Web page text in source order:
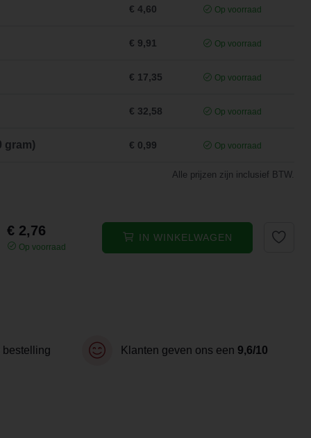
€ 4,60 Op voorraad
€ 9,91 Op voorraad
€ 17,35 Op voorraad
€ 32,58 Op voorraad
gram) € 0,99 Op voorraad
Alle prijzen zijn inclusief BTW.
€ 2,76
Op voorraad
IN WINKELWAGEN
bestelling Klanten geven ons een 9,6/10